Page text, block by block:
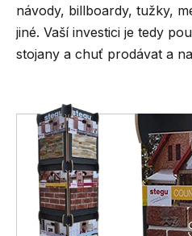
návody, billboardy, tužky,
jiné. Vaší investici je tedy
stojany a chuť prodávat a